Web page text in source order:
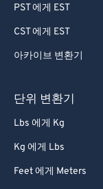
PST 에게 EST
CST 에게 EST
아카이브 변환기
단위 변환기
Lbs 에게 Kg
Kg 에게 Lbs
Feet 에게 Meters